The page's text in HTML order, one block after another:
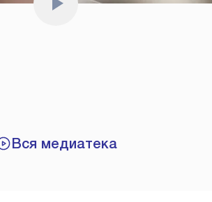
Вся медиатека